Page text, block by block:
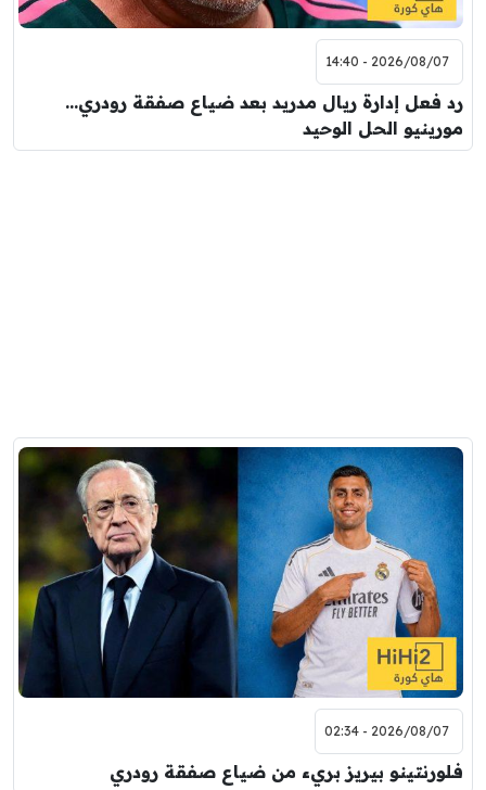
2026/08/07 - 14:40
رد فعل إدارة ريال مدريد بعد ضياع صفقة رودري…
مورينيو الحل الوحيد
2026/08/07 - 02:34
فلورنتينو بيريز بريء من ضياع صفقة رودري